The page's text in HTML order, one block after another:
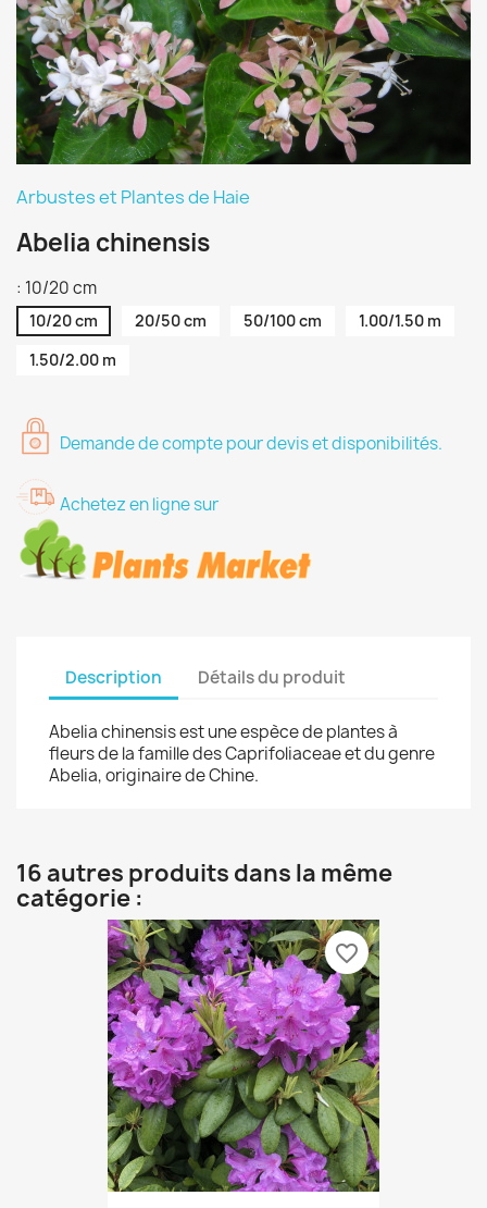
Arbustes et Plantes de Haie
Abelia chinensis
: 10/20 cm
10/20 cm 20/50 cm 50/100 cm
1.00/1.50 m
1.50/2.00 m
Demande de compte pour devis et disponibilités.
Achetez en ligne sur
Description Détails du produit
Abelia chinensis est une espèce de plantes à
fleurs de la famille des Caprifoliaceae et du genre
Abelia, originaire de Chine.
16 autres produits dans la même
catégorie :
favorite_border